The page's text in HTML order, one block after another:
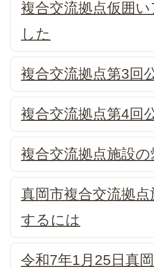
複合交流拠点仮囲
した
複合交流拠点第3回
複合交流拠点第4回
複合交流拠点施設
真岡市複合交流拠
するには
令和7年1月25日真